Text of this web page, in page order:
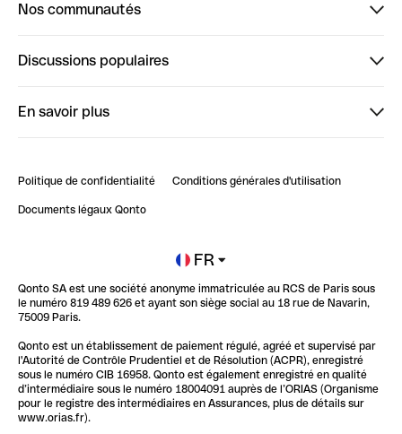
Nos communautés
ClubQonto
Discussions populaires
Impact de l'IA sur les carrières/productivité
En savoir plus
Blog
Newsroom
Glossaire finance
Politique de confidentialité Conditions générales d'utilisation
Documents légaux Qonto
FR
Qonto SA est une société anonyme immatriculée au RCS de Paris sous
le numéro 819 489 626 et ayant son siège social au 18 rue de Navarin,
75009 Paris.
Qonto est un établissement de paiement régulé, agréé et supervisé par
l'Autorité de Contrôle Prudentiel et de Résolution (ACPR), enregistré
sous le numéro CIB 16958. Qonto est également enregistré en qualité
d’intermédiaire sous le numéro 18004091 auprès de l’ORIAS (Organisme
pour le registre des intermédiaires en Assurances, plus de détails sur
www.orias.fr).